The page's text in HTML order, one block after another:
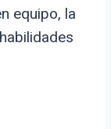
equipo, la